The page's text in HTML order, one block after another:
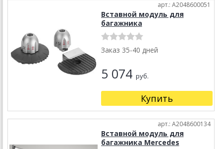
арт.: A2048600051
Вставной модуль для
багажника
Заказ 35-40 дней
5 074 руб.
Купить
арт.: A2048600134
Вставной модуль для
багажника Mercedes